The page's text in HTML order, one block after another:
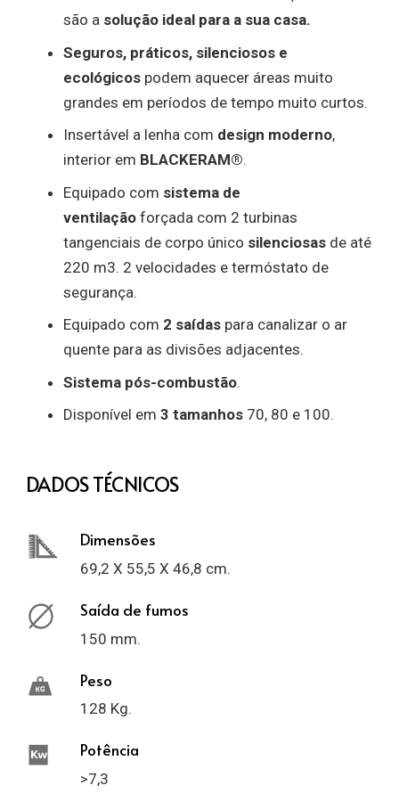
são a solução ideal para a sua casa.
Seguros, práticos, silenciosos e
ecológicos podem aquecer áreas muito
grandes em períodos de tempo muito curtos.
Insertável a lenha com design moderno,
interior em BLACKERAM®.
Equipado com sistema de
ventilação forçada com 2 turbinas
tangenciais de corpo único silenciosas de até
220 m3. 2 velocidades e termóstato de
segurança.
Equipado com 2 saídas para canalizar o ar
quente para as divisões adjacentes.
Sistema pós-combustão.
Disponível em3 tamanhos 70, 80 e 100.
DADOS TÉCNICOS
Dimensões
69,2 X 55,5 X 46,8 cm.
Saída de fumos
150 mm.
Peso
128 Kg.
Potência
>7,3